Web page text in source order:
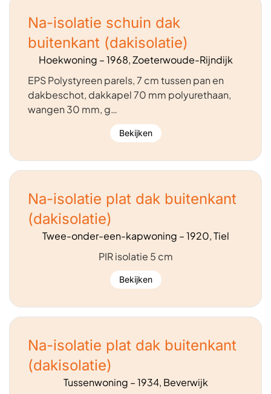
Na-isolatie schuin dak
buitenkant (dakisolatie)
Hoekwoning – 1968, Zoeterwoude-Rijndijk
EPS Polystyreen parels, 7 cm tussen pan en
dakbeschot, dakkapel 70 mm polyurethaan,
wangen 30 mm, g…
Bekijken
Na-isolatie plat dak buitenkant
(dakisolatie)
Twee-onder-een-kapwoning – 1920, Tiel
PIR isolatie 5 cm
Bekijken
Na-isolatie plat dak buitenkant
(dakisolatie)
Tussenwoning – 1934, Beverwijk